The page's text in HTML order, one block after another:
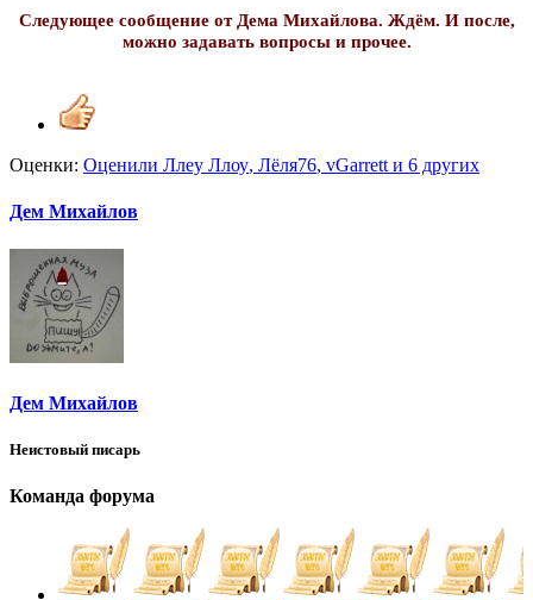
Следующее сообщение от Дема Михайлова. Ждём. И после,
можно задавать вопросы и прочее.
Оценки: Оценили Ллеу Ллоу, Лёля76, vGarrett и 6 других
Дем Михайлов
Дем Михайлов
Неистовый писарь
Команда форума